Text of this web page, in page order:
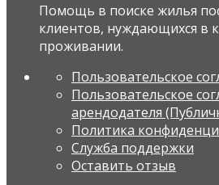
Помощь в поиске жилья
клиентов, нуждающихся в
проживании.
Пользовательское
Пользовательское
арендодателя
Политика
Служба поддержки
Оставить отзыв